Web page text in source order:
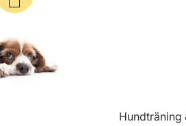
Hundträning